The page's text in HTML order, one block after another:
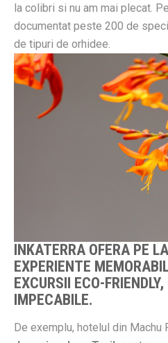
la colibri si nu am mai plecat.
documentat peste 200 de
de tipuri de orhidee.
INKATERRA OFERA PE
EXPERIENTE
EXCURSII ECO-
IMPECABILE.
De exemplu, hotelul din Machu